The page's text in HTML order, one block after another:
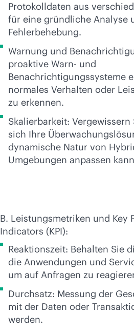
Protokolldaten aus
für eine gründliche Analyse
Fehlerbehebung.
Warnung und
proaktive Warn- und
Benachrichtigungssysteme
normales Verhalten oder
zu erkennen.
Skalierbarkeit: Vergewissern
sich Ihre
dynamische Natur von
Umgebungen anpassen
B. Leistungsmetriken und Key
Indicators (KPI):
Reaktionszeit: Behalten Sie
die Anwendungen und
um auf Anfragen zu
Durchsatz: Messung der
mit der Daten oder
werden.